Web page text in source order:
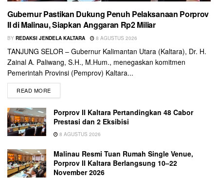
Gubernur Pastikan Dukung Penuh Pelaksanaan Porprov
II di Malinau, Siapkan Anggaran Rp2 Miliar
BY REDAKSI JENDELA KALTARA 8 AGUSTUS 2026
TANJUNG SELOR – Gubernur Kalimantan Utara (Kaltara), Dr. H.
Zainal A. Paliwang, S.H., M.Hum., menegaskan komitmen
Pemerintah Provinsi (Pemprov) Kaltara...
READ MORE
Porprov II Kaltara Pertandingkan 48 Cabor
Prestasi dan 2 Eksibisi
8 AGUSTUS 2026
Malinau Resmi Tuan Rumah Single Venue,
Porprov II Kaltara Berlangsung 10–22
November 2026